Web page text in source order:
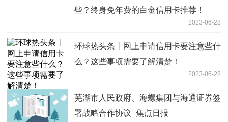
些？终身免年费的白金信用卡推荐！
2023-06-28
环球热头条丨网上申请信用卡要注意些什
么？这些事项需要了解清楚！
2023-06-28
芜湖市人民政府、海螺集团与海通证券签
署战略合作协议_焦点日报